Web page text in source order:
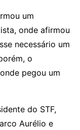
um
onde afirmou
necessário um
o
pegou um
do STF,
Aurélio e